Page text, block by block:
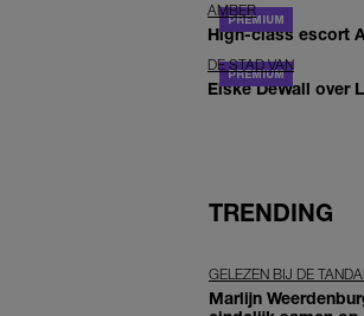
AMBER
High-class escort
DE STAD VAN
Elske DeWall over
TRENDING
GELEZEN BIJ DE
Marlijn